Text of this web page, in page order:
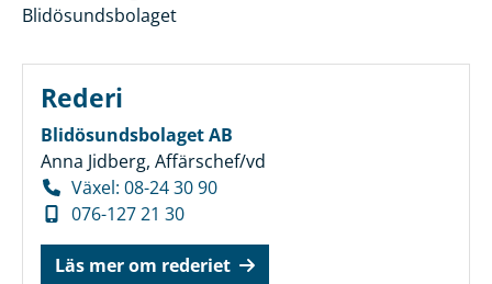
Blidösundsbolaget
Rederi
Blidösundsbolaget AB
Anna Jidberg, Affärschef/vd
Växel: 08-24 30 90
076-127 21 30
Läs mer om rederiet